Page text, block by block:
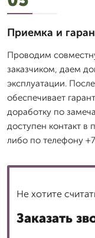
Приемка и
Проводим
заказчиком, даем
эксплуатации.
обеспечивает
доработку по
доступен контакт
либо по телефону
Не хотите
Заказать